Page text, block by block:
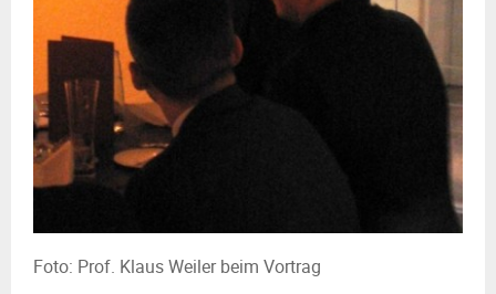
Foto: Prof. Klaus Weiler beim Vortrag